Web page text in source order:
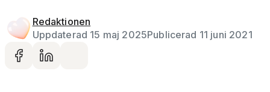
Redaktionen
Uppdaterad 15 maj 2025Publicerad 11 juni 2021
Dela på facebook
Dela på LinkedIn